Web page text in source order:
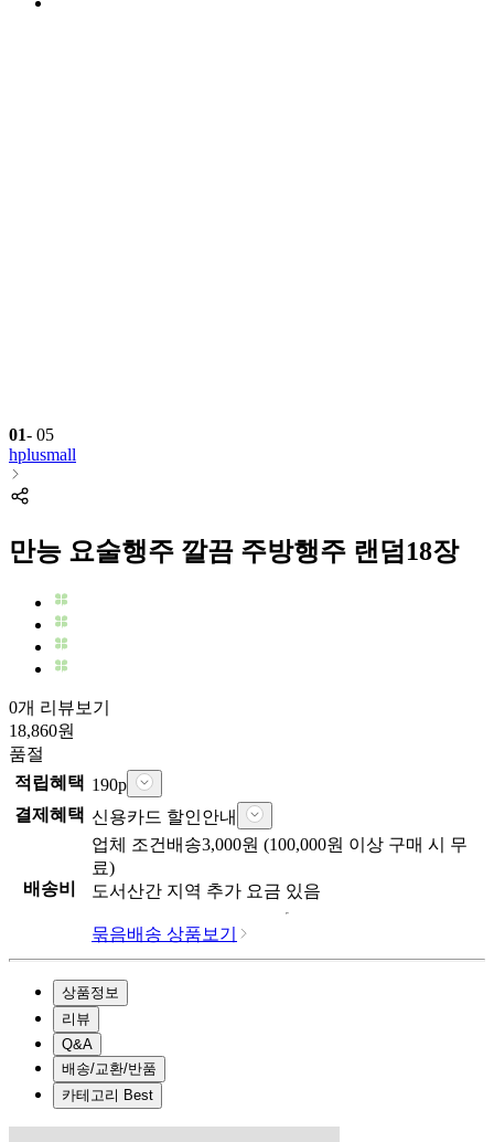
01- 05
hplusmall
만능 요술행주 깔끔 주방행주 랜덤18장
0개 리뷰보기
18,860원
품절
적립혜택 190p
결제혜택 신용카드 할인안내
배송비
업체 조건배송3,000원 (100,000원 이상 구매 시 무
료)
도서산간 지역 추가 요금 있음
묶음배송 상품보기
상품정보
리뷰
Q&A
배송/교환/반품
카테고리 Best